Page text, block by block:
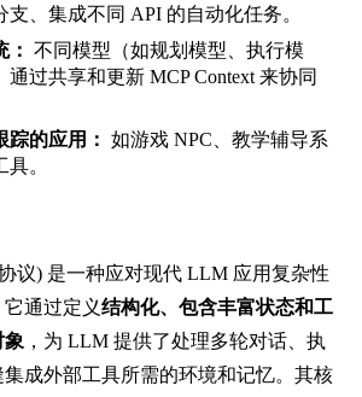
、集成不同 API 的自动化任务。
： 不同模型（如规划模型、执行模
过共享和更新 MCP Context 来协同
踪的应用： 如游戏 NPC、教学辅导系
。
议) 是一种应对现代 LLM 应用复杂性
通过定义结构化、包含丰富状态和工
象 ，为 LLM 提供了处理多轮对话、执
成外部工具所需的环境和记忆。其核